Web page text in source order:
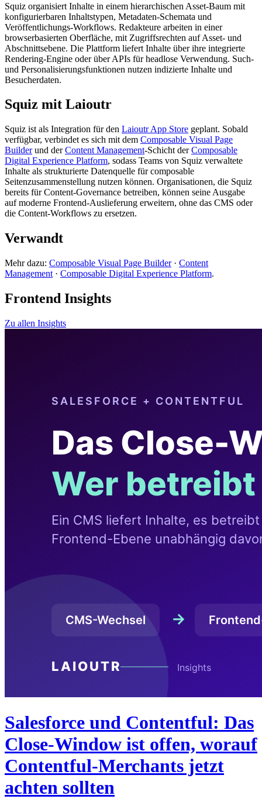
Squiz organisiert Inhalte in einem hierarchischen Asset-Baum mit
konfigurierbaren Inhaltstypen, Metadaten-Schemata und
Veröffentlichungs-Workflows. Redakteure arbeiten in einer
browserbasierten Oberfläche, mit Zugriffsrechten auf Asset- und
Abschnittsebene. Die Plattform liefert Inhalte über ihre integrierte
Rendering-Engine oder über APIs für headlose Verwendung. Such-
und Personalisierungsfunktionen nutzen indizierte Inhalte und
Besucherdaten.
Squiz mit Laioutr
Squiz ist als Integration für den Laioutr App Store geplant. Sobald
verfügbar, verbindet es sich mit dem Composable Visual Page
Builderund derContent Management-Schicht derComposable
Digital Experience Platform, sodass Teams von Squiz verwaltete
Inhalte als strukturierte Datenquelle für composable
Seitenzusammenstellung nutzen können. Organisationen, die Squiz
bereits für Content-Governance betreiben, können seine Ausgabe
auf moderne Frontend-Auslieferung erweitern, ohne das CMS oder
die Content-Workflows zu ersetzen.
Verwandt
Mehr dazu: Composable Visual Page Builder· Content
Management · Composable Digital Experience Platform.
Frontend Insights
Zu allen Insights
Salesforce und Contentful: Das
Close-Window ist offen, worauf
Contentful-Merchants jetzt
achten sollten